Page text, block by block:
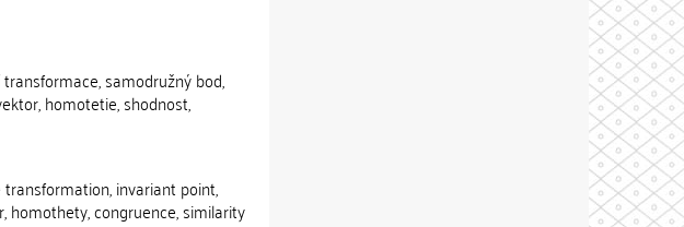
samodružný bod,
homotetie, shodnost,
invariant point,
homothety, congruence, similarity